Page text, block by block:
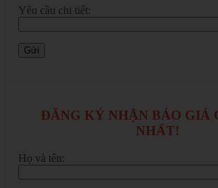
Yêu cầu chi tiết:
ĐĂNG KÝ NHẬN BÁO GIÁ
NHẤT!
Họ và tên: